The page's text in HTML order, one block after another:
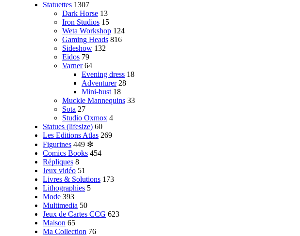
Statuettes 1307
Dark Horse 13
Iron Studios 15
Weta Workshop 124
Gaming Heads 816
Sideshow 132
Eidos 79
Varner 64
Evening dress 18
Adventurer 28
Mini-bust 18
Muckle Mannequins 33
Sota 27
Studio Oxmox 4
Statues (lifesize) 60
Les Editions Atlas 269
Figurines 449 ✻
Comics Books 454
Répliques 8
Jeux vidéo 51
Livres & Solutions 173
Lithographies 5
Mode 393
Multimedia 50
Jeux de Cartes CCG 623
Maison 65
Ma Collection 76